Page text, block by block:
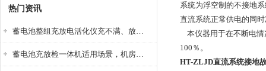
热门资讯
蓄电池整组充放电活化仪充不满、放不完怎么办？
蓄电池充放检一体机适用场景，机房基站变电站铅酸蓄电池维护检测应用
系统为浮空制的不接地
直流系统正常供电的同
本仪器用于在不断电情
100％。
HT-ZLJD直流系统接地